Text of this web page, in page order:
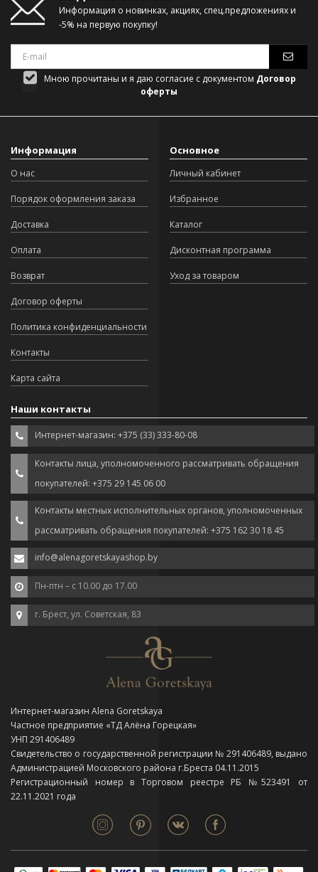
Информация о новинках, акциях, спец.предложениях и
-5% на первую покупку!
Мною прочитаны и я даю согласие с документом Договор
оферты
Информация
О нас
Порядок оформления заказа
Доставка
Оплата
Возврат
Договор оферты
Политика конфиденциальности
Контакты
Карта сайта
Основное
Личный кабинет
Избранное
Каталог
Дисконтная программа
Уход за товаром
Наши контакты
Интернет-магазин: +375 (33) 333-80-08
Контакты лица, уполномоченного рассматривать обращения
покупателей: +375 29 145 06 00
Контакты местных исполнительных органов, уполномоченных
рассматривать обращения покупателей: +375 162 30 18 45
info@alenagoretskayashop.by
Пн-птн – с 10.00 до 17.00
г. Брест, ул. Советская, 83
Интернет-магазин Alena Goretskaya
Частное предприятие «ТД Алёна Горецкая»
УНП 291406489
Свидетельство о государственной регистрации № 291406489, выдано
Администрацией Московского района г.Бреста 04.11.2015
Регистрационный номер в Торговом реестре РБ №523491 от
22.11.2021 года